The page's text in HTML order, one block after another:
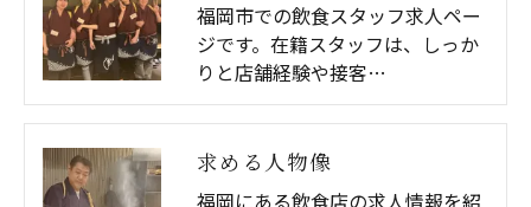
福岡市での飲食スタッフ求人ペー
ジです。在籍スタッフは、しっか
りと店舗経験や接客…
求める人物像